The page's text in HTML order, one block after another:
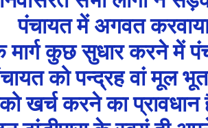
पंचायत में अगवत
कुछ सुधार करने में
को पन्द्रह वां मूल
को खर्च करने का